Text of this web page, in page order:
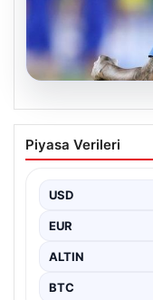
Neymar’ın
yaşadığı anlar!
Piyasa Verileri
USD
EUR
ALTIN
BTC